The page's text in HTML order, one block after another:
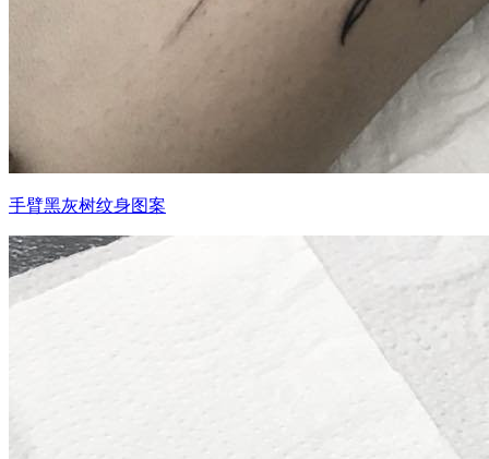
手臂黑灰树纹身图案